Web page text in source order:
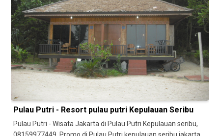
Pulau Putri - Resort pulau putri Kepulauan Seribu
Pulau Putri - Wisata Jakarta di Pulau Putri Kepulauan seribu,
08159977449. Promo di Pulau Putri kepulauan seribu jakarta.